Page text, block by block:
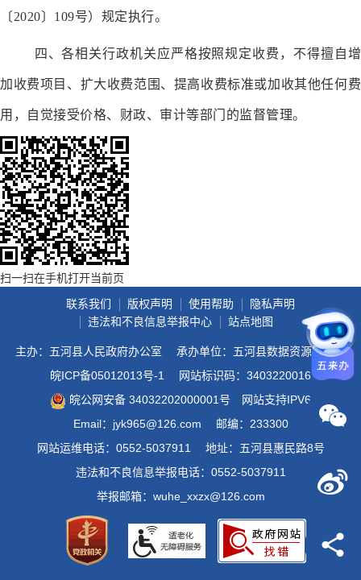
〔2020〕 109号） 规定执行。
四、各相关行政机关应严格按照规定收费，不得擅自增
加收费项目、扩大收费范围、提高收费标准或加收其他任何费
用，自觉接受价格、财政、审计等部门的监督管理。
扫一扫在手机打开当前页
联系我们
版权声明 使用帮助
隐私声明
违法和不良信息举报中心
站点地图
主办：五河县人民政府办公室
承办单位：五河县数据资源管理局
皖ICP备05012013号-1
网站标识码：3403220016
皖公网安备 34032202000001号
网站支持IPV6
Email：jyk965@126.com
邮编：233300
网站运维电话：0552-5037911
地址：五河县惠民路8号
违法和不良信息举报电话：0552-5037911
举报邮箱：wuhe_xxzx@126.com